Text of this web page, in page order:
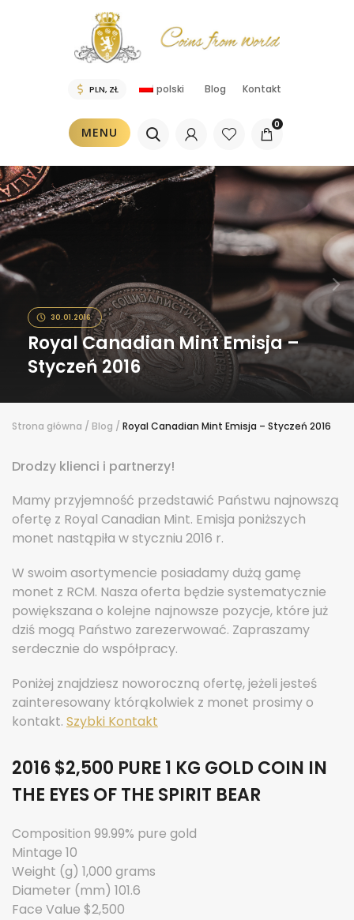
polski Blog Kontakt
MENU
0
30.01.2016
Royal Canadian Mint Emisja –
Styczeń 2016
Strona główna / Blog / Royal Canadian Mint Emisja – Styczeń 2016
Drodzy klienci i partnerzy!
Mamy przyjemność przedstawić Państwu najnowszą
ofertę z Royal Canadian Mint. Emisja poniższych
monet nastąpiła w styczniu 2016 r.
W swoim asortymencie posiadamy dużą gamę
monet z RCM. Nasza oferta będzie systematycznie
powiększana o kolejne najnowsze pozycje, które już
dziś mogą Państwo zarezerwować. Zapraszamy
serdecznie do współpracy.
Poniżej znajdziesz noworoczną ofertę, jeżeli jesteś
zainteresowany którąkolwiek z monet prosimy o
kontakt. Szybki Kontakt
2016 $2,500 PURE 1 KG GOLD COIN IN
THE EYES OF THE SPIRIT BEAR
Composition 99.99% pure gold
Mintage 10
Weight (g) 1,000 grams
Diameter (mm) 101.6
Face Value $2,500